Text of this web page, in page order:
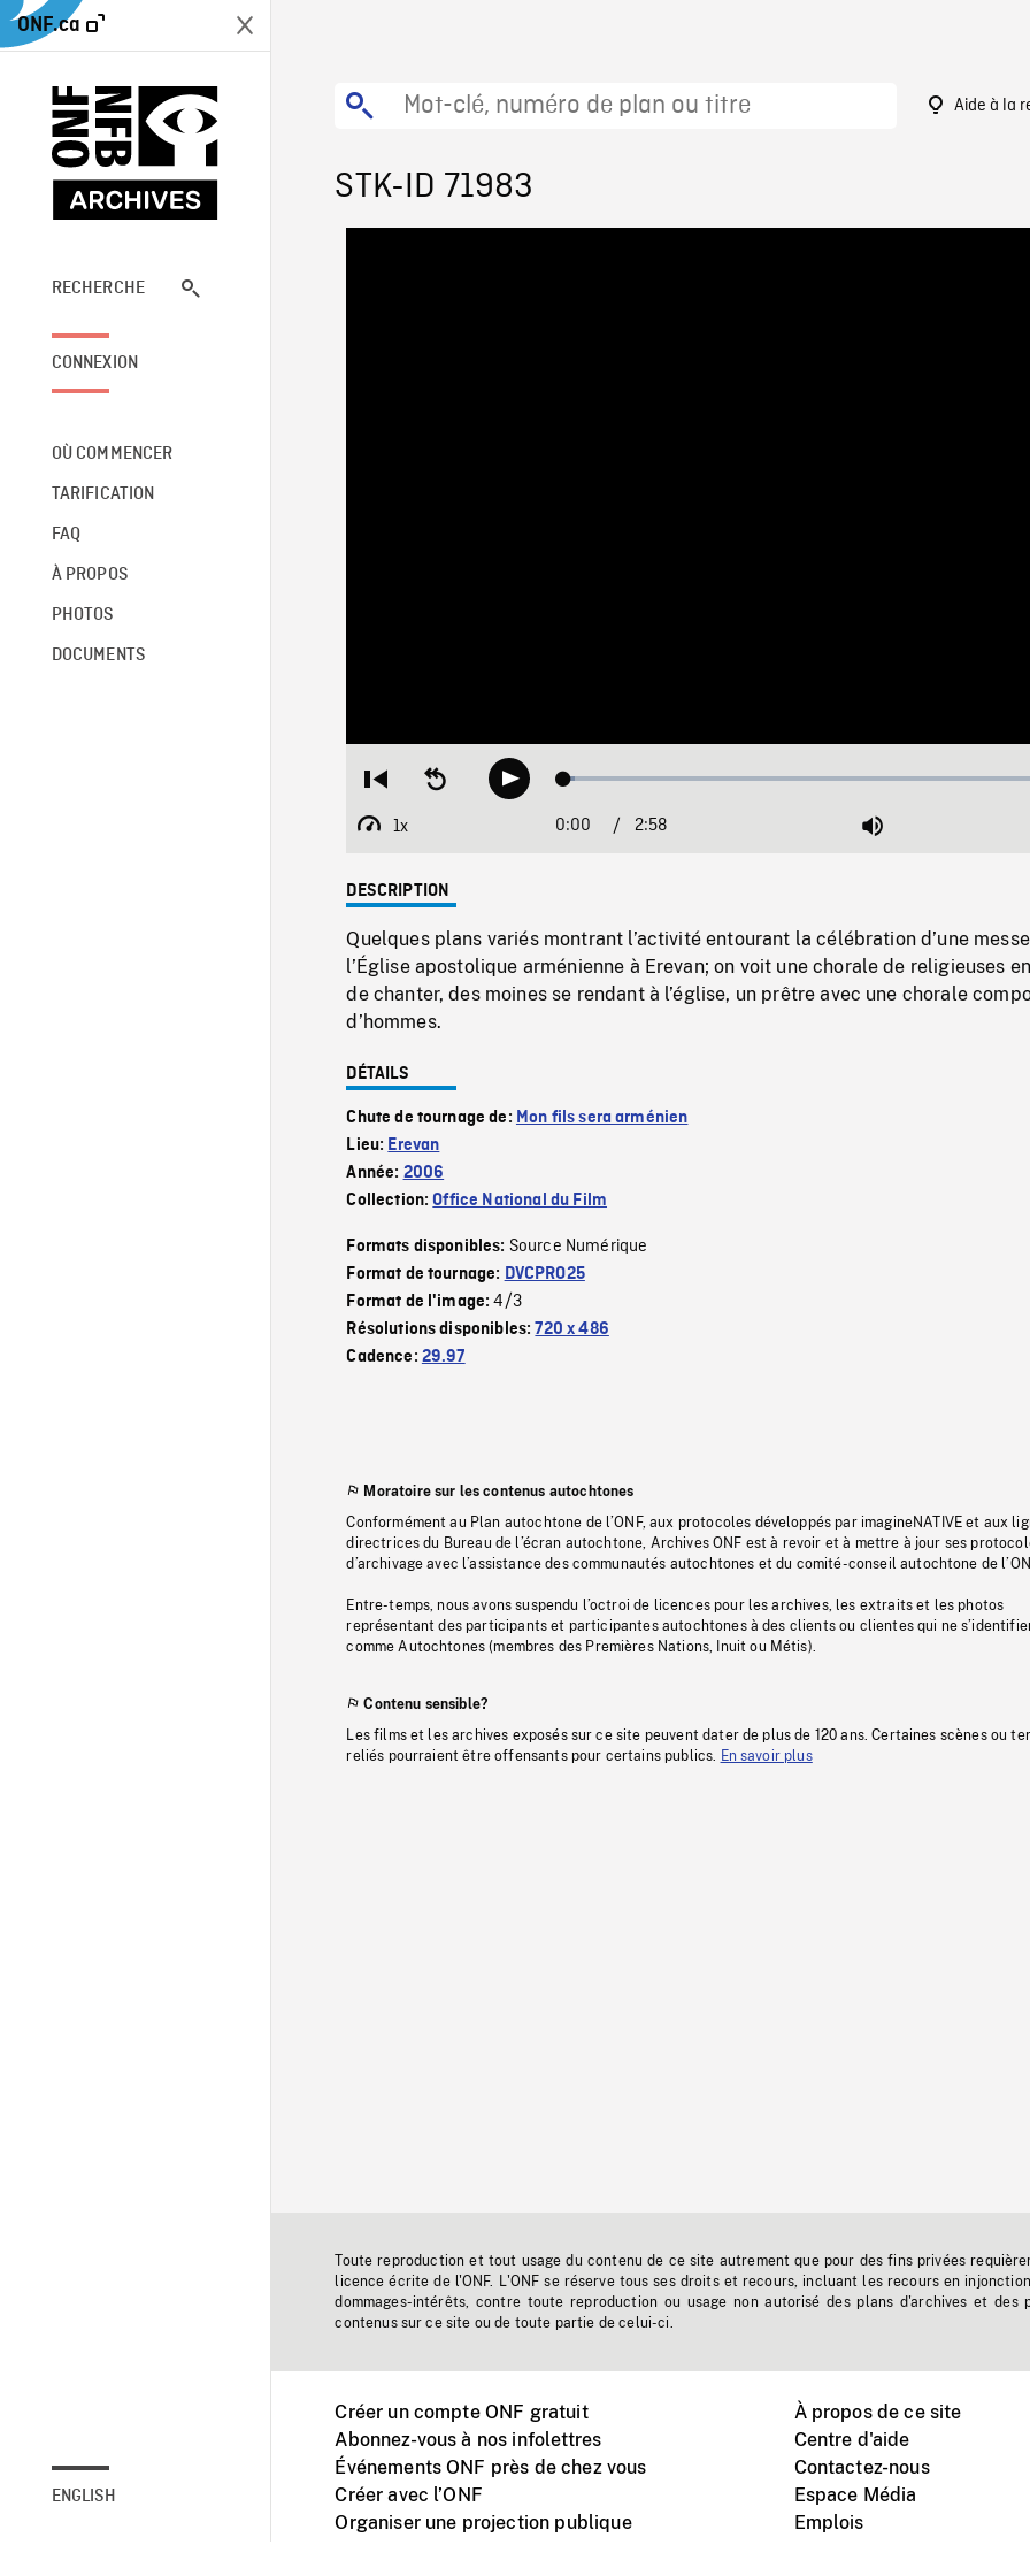
ONF.ca
RECHERCHE
CONNEXION
OÙ COMMENCER
TARIFICATION
FAQ
À PROPOS
PHOTOS
DOCUMENTS
ENGLISH
Aide à la
STK-ID 71983
Restart
beginning
Seek
backwardPlay Loaded:
1x
Playback
Current
0:00 / 2:58 Mute
DESCRIPTION
Quelques plans variés montrant l’activité entourant la célébration d’une
l’Église apostolique arménienne à Erevan; on voit une chorale de religieuses
de chanter, des moines se rendant à l’église, un prêtre avec une chorale
d’hommes.
DÉTAILS
Chute de tournage de: Mon fils sera arménien
Lieu: Erevan
Année: 2006
Collection:Office National du Film
Formats disponibles: Source Numérique
Format de tournage: DVCPRO25
Format de l'image:4/3
Résolutions disponibles:720 x 486
Cadence: 29.97
Moratoire sur les contenus autochtones
Conformément au Plan autochtone de l’ONF, aux protocoles développés par imagineNATIVE et aux
directrices du Bureau de l’écran autochtone, Archives ONF est à revoir et à mettre à jour ses
d’archivage avec l’assistance des communautés autochtones et du comité-conseil autochtone de
Entre-temps, nous avons suspendu l’octroi de licences pour les archives, les extraits et les photos
représentant des participants et participantes autochtones à des clients ou clientes qui ne
comme Autochtones (membres des Premières Nations, Inuit ou Métis).
Contenu sensible?
Les films et les archives exposés sur ce site peuvent dater de plus de 120 ans. Certaines scènes ou
reliés pourraient être offensants pour certains publics.
En savoir plus
Toute reproduction et tout usage du contenu de ce site autrement que pour des fins privées
licence écrite de l'ONF. L'ONF se réserve tous ses droits et recours, incluant les recours en
dommages-intérêts, contre toute reproduction ou usage non autorisé des plans d'archives et des
contenus sur ce site ou de toute partie de celui-ci.
Créer un compte ONF gratuit
Abonnez-vous à nos infolettres
Événements ONF près de chez vous
Créer avec l’ONF
Organiser une projection publique
À propos de ce site
Centre d'aide
Contactez-nous
Espace Média
Emplois